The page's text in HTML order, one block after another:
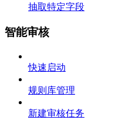
抽取特定字段
智能审核
快速启动
规则库管理
新建审核任务